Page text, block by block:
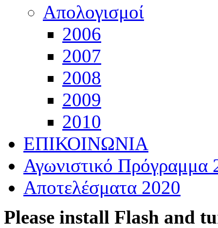
Απολογισμοί
2006
2007
2008
2009
2010
ΕΠΙΚΟΙΝΩΝΙΑ
Αγωνιστικό Πρόγραμμα
Αποτελέσματα 2020
Please install Flash and